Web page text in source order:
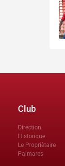
Club
Direction
Historique
Le Propriètaire
Palmares